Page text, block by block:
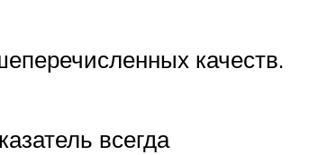
качеств.
всегда